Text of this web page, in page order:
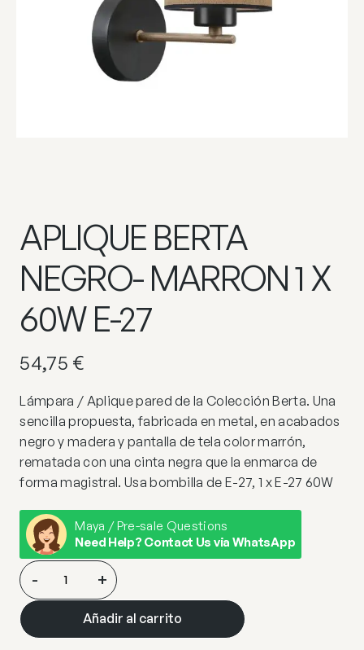
APLIQUE BERTA
NEGRO- MARRON 1 X
60W E-27
54,75 €
Lámpara / Aplique pared de la Colección Berta. Una
sencilla propuesta, fabricada en metal, en acabados
negro y madera y pantalla de tela color marrón,
rematada con una cinta negra que la enmarca de
forma magistral. Usa bombilla de E-27, 1 x E-27 60W
Maya / Pre-sale Questions
Need Help? Contact Us via WhatsApp
APLIQUE
BERTA
NEGRO-
MARRON
- +
Añadir al carrito